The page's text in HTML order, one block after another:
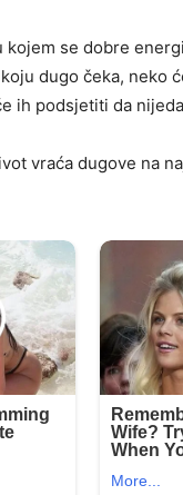
kojem se dobre
dugo čeka, neko
ih podsjetiti da
vraća dugove na